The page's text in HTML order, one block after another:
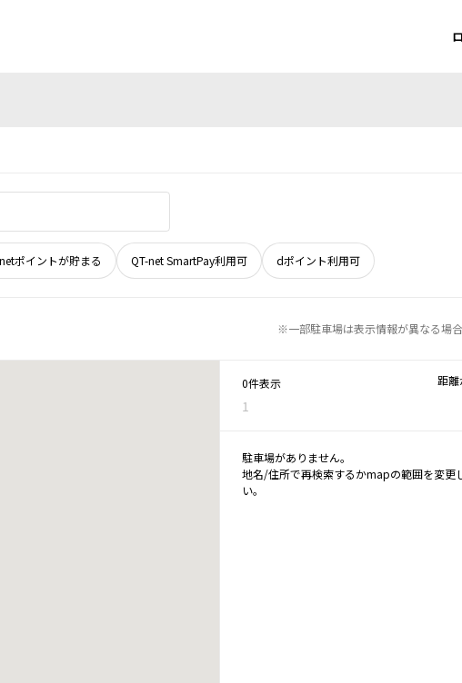
ポイントが貯まる QT-net SmartPay利用可 dポイント利用可
※一部駐車場は表示情報が異なる場
0件表示
1
距
駐車場がありません。
地名/住所で再検索するかmapの範囲を変更
い。